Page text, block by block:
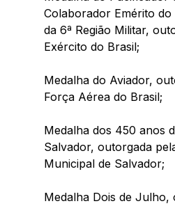
Colaborador Emérito
da 6ª Região Militar,
Exército do Brasil;
Medalha do Aviador,
Força Aérea do Brasil;
Medalha dos 450 anos
Salvador, outorgada
Municipal de Salvador;
Medalha Dois de Julho,